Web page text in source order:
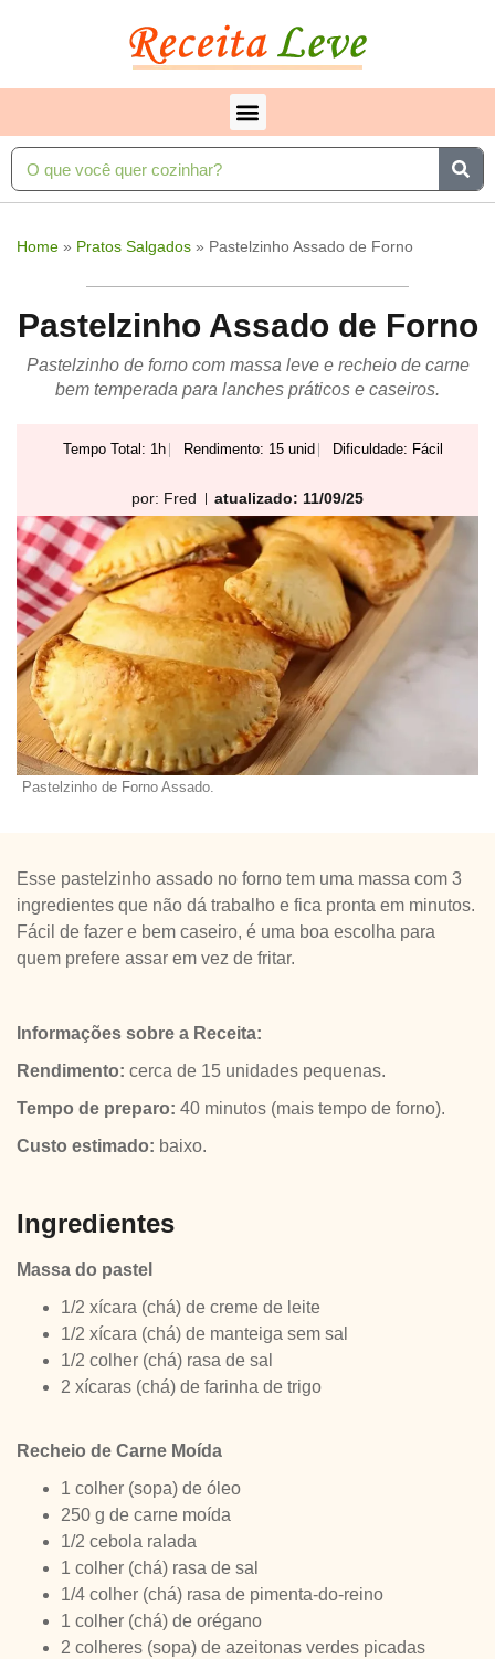
Home » Pratos Salgados » Pastelzinho Assado de Forno
Pastelzinho Assado de Forno
Pastelzinho de forno com massa leve e recheio de carne
bem temperada para lanches práticos e caseiros.
Tempo Total: 1h Rendimento: 15 unid Dificuldade: Fácil
por: Fred atualizado: 11/09/25
Pastelzinho de Forno Assado.
Esse pastelzinho assado no forno tem uma massa com 3
ingredientes que não dá trabalho e fica pronta em minutos.
Fácil de fazer e bem caseiro, é uma boa escolha para
quem prefere assar em vez de fritar.
Informações sobre a Receita:
Rendimento: cerca de 15 unidades pequenas.
Tempo de preparo: 40 minutos (mais tempo de forno).
Custo estimado: baixo.
Ingredientes
Massa do pastel
1/2 xícara (chá) de creme de leite
1/2 xícara (chá) de manteiga sem sal
1/2 colher (chá) rasa de sal
2 xícaras (chá) de farinha de trigo
Recheio de Carne Moída
1 colher (sopa) de óleo
250 g de carne moída
1/2 cebola ralada
1 colher (chá) rasa de sal
1/4 colher (chá) rasa de pimenta-do-reino
1 colher (chá) de orégano
2 colheres (sopa) de azeitonas verdes picadas